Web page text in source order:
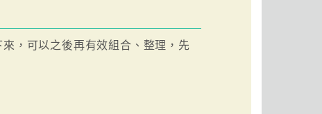
，可以之後再有效組合、整理，先